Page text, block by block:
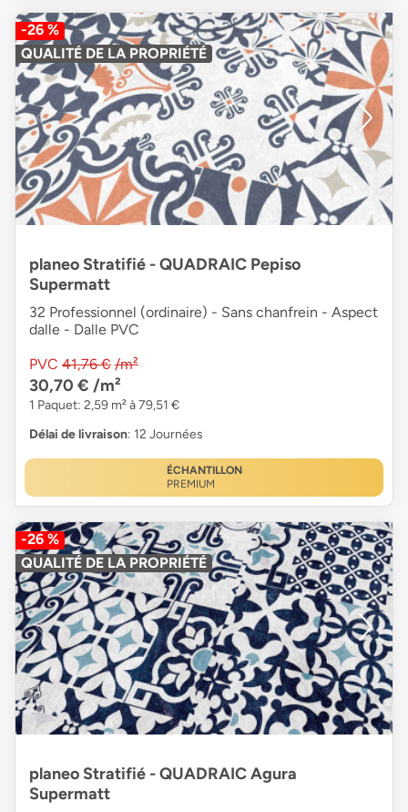
-26 %
QUALITÉ DE LA PROPRIÉTÉ
planeo Stratifié - QUADRAIC Pepiso
Supermatt
32 Professionnel (ordinaire) - Sans chanfrein - Aspect
dalle - Dalle PVC
PVC 41,76 € /m²
30,70 € /m²
1 Paquet: 2,59 m² à 79,51 €
Délai de livraison: 12 Journées
ÉCHANTILLON
PREMIUM
-26 %
QUALITÉ DE LA PROPRIÉTÉ
planeo Stratifié - QUADRAIC Agura
Supermatt